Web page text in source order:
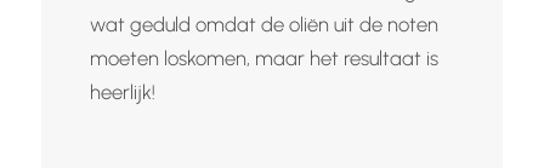
wat geduld omdat de oliën uit de noten
moeten loskomen, maar het resultaat is
heerlijk!